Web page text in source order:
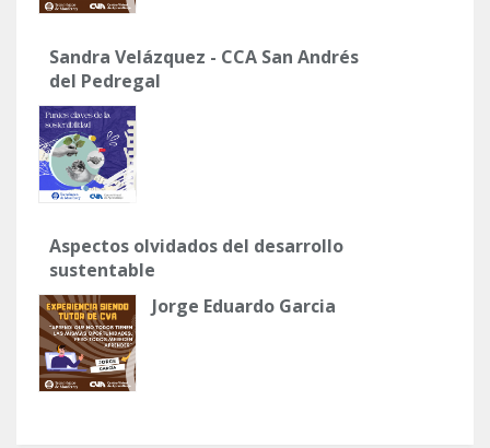
Sandra Velázquez - CCA San Andrés
del Pedregal
Aspectos olvidados del desarrollo
sustentable
Jorge Eduardo Garcia